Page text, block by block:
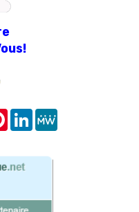
Pinterest
LinkedIn